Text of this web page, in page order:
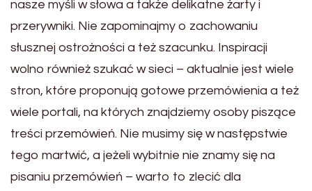
nasze myśli w słowa a także delikatne żarty i
przerywniki. Nie zapominajmy o zachowaniu
słusznej ostrożności a też szacunku. Inspiracji
wolno również szukać w sieci – aktualnie jest wiele
stron, które proponują gotowe przemówienia a też
wiele portali, na których znajdziemy osoby piszące
treści przemówień. Nie musimy się w następstwie
tego martwić, a jeżeli wybitnie nie znamy się na
pisaniu przemówień – warto to zlecić dla